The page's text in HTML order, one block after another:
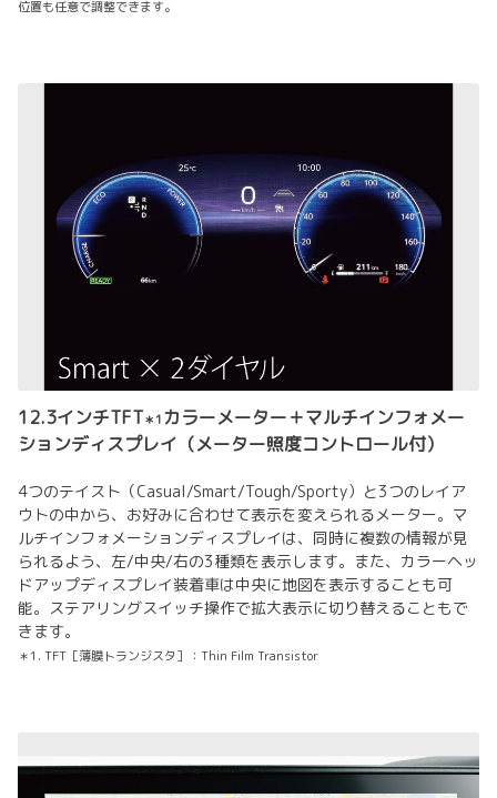
位置も任意で調整できます。
12.3インチTFT＊1カラーメーター＋マルチインフォメー
ションディスプレイ（メーター照度コントロール付）
4つのテイスト（Casual/Smart/Tough/Sporty）と3つのレイア
ウトの中から、お好みに合わせて表示を変えられるメーター。マ
ルチインフォメーションディスプレイは、同時に複数の情報が見
られるよう、左/中央/右の3種類を表示します。また、カラーヘッ
ドアップディスプレイ装着車は中央に地図を表示することも可
能。ステアリングスイッチ操作で拡大表示に切り替えることもで
きます。
＊1. TFT［薄膜トランジスタ］：Thin Film Transistor